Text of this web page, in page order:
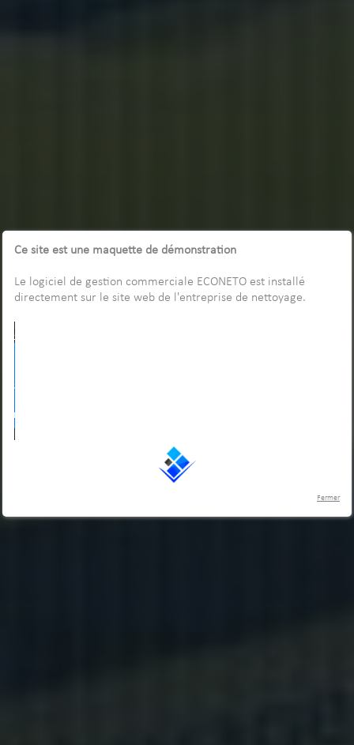
Ce site est une maquette de démonstration
Le logiciel de gestion commerciale ECONETO est installé
directement sur le site web de l'entreprise de nettoyage.
Fermer